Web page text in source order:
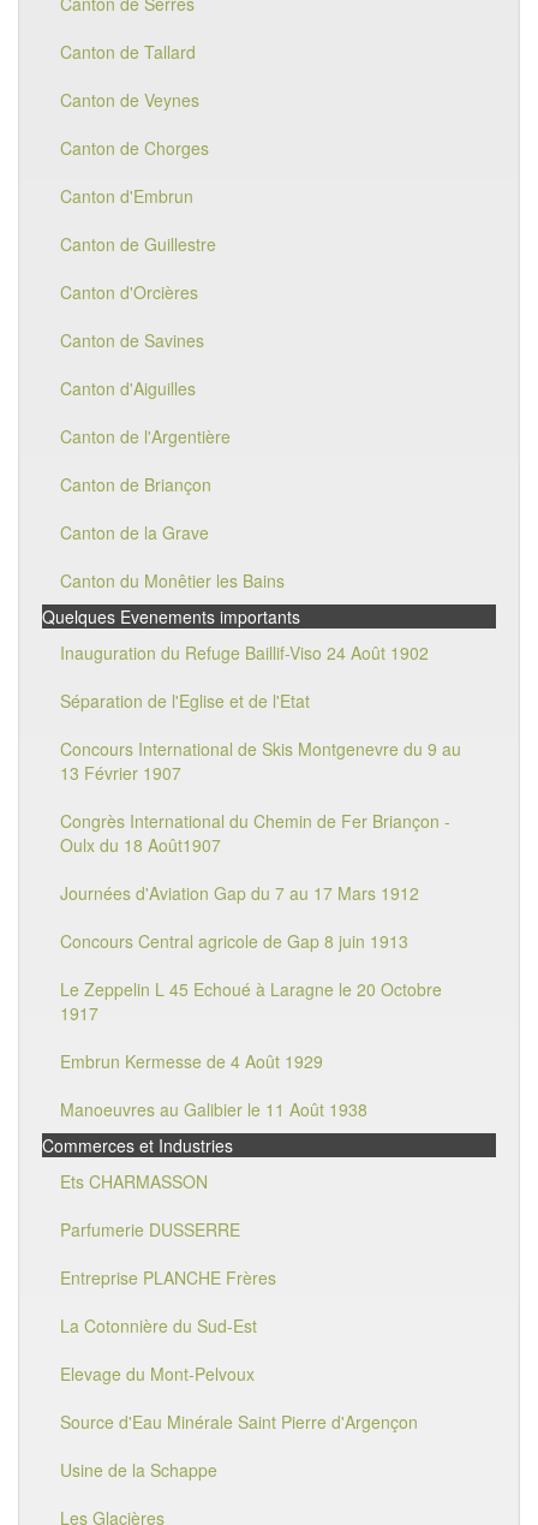
Canton de Tallard
Canton de Veynes
Canton de Chorges
Canton d'Embrun
Canton de Guillestre
Canton d'Orcières
Canton de Savines
Canton d'Aiguilles
Canton de l'Argentière
Canton de Briançon
Canton de la Grave
Canton du Monêtier les Bains
Quelques Evenements importants
Inauguration du Refuge Baillif-Viso 24 Août 1902
Séparation de l'Eglise et de l'Etat
Concours International de Skis Montgenevre du 9 au
13 Février 1907
Congrès International du Chemin de Fer Briançon -
Oulx du 18 Août1907
Journées d'Aviation Gap du 7 au 17 Mars 1912
Concours Central agricole de Gap 8 juin 1913
Le Zeppelin L 45 Echoué à Laragne le 20 Octobre
1917
Embrun Kermesse de 4 Août 1929
Manoeuvres au Galibier le 11 Août 1938
Commerces et Industries
Ets CHARMASSON
Parfumerie DUSSERRE
Entreprise PLANCHE Frères
La Cotonnière du Sud-Est
Elevage du Mont-Pelvoux
Source d'Eau Minérale Saint Pierre d'Argençon
Usine de la Schappe
Les Glacières